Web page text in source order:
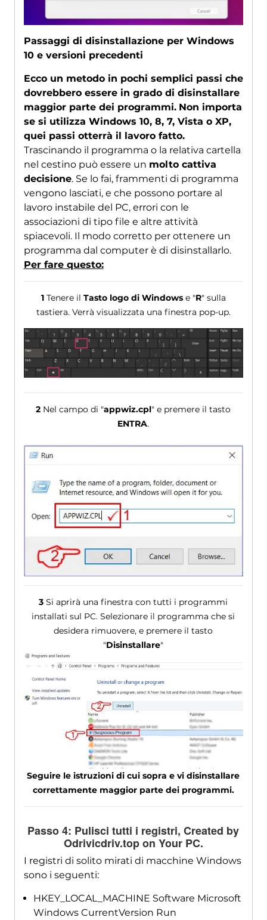
Passaggi di disinstallazione per Windows
10 e versioni precedenti
Ecco un metodo in pochi semplici passi che
dovrebbero essere in grado di disinstallare
maggior parte dei programmi. Non importa
se si utilizza Windows 10, 8, 7, Vista o XP,
quei passi otterrà il lavoro fatto.
Trascinando il programma o la relativa cartella
nel cestino può essere un molto cattiva
decisione. Se lo fai, frammenti di programma
vengono lasciati, e che possono portare al
lavoro instabile del PC, errori con le
associazioni di tipo file e altre attività
spiacevoli. Il modo corretto per ottenere un
programma dal computer è di disinstallarlo.
Per fare questo:
1Tenere il Tasto logo di Windowse "R" sulla
tastiera. Verrà visualizzata una finestra pop-up.
2 Nel campo di "appwiz.cpl" e premere il tasto
ENTRA.
3 Si aprirà una finestra con tutti i programmi
installati sul PC. Selezionare il programma che si
desidera rimuovere, e premere il tasto
"Disinstallare"
Seguire le istruzioni di cui sopra e vi disinstallare
correttamente maggior parte dei programmi.
Passo 4: Pulisci tutti i registri,Created by
Odrivicdriv.top on Your PC.
I registri di solito mirati di macchine Windows
sono i seguenti:
HKEY_LOCAL_MACHINE Software Microsoft
Windows CurrentVersion Run